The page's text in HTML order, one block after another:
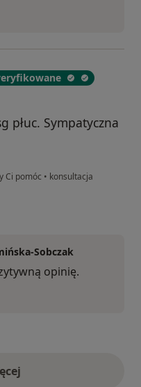
płuc. Sympatyczna
Ci pomóc • konsultacja
Sobczak
opinię.
powyżej